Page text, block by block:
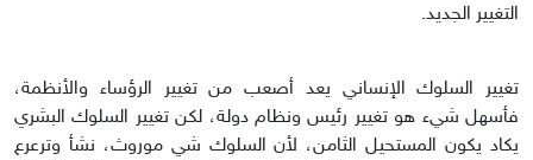
التغيير الجديد.
تغيير السلوك الإنساني يعد أصعب من تغيير الرؤساء والأنظمة،
فأسهل شيء هو تغيير رئيس ونظام دولة، لكن تغيير السلوك البشري
يكاد يكون المستحيل الثامن، لأن السلوك شي موروث، نشأ وترعرع